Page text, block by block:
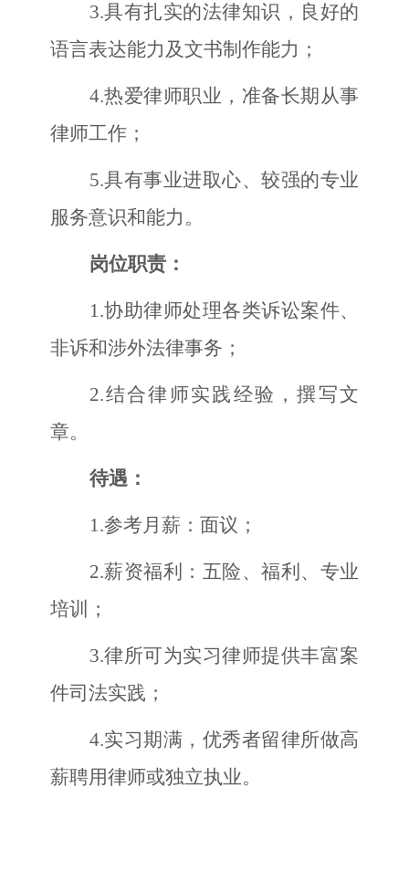
3.具有扎实的法律知识，良好的
语言表达能力及文书制作能力；
4.热爱律师职业，准备长期从事
律师工作；
5.具有事业进取心、较强的专业
服务意识和能力 。
岗位职责：
1.协助律师处理各类诉讼案件、
非诉和涉外法律事务；
2.结合律师实践经验，撰写文
章。
待遇：
1.参考月薪：面议 ；
2.薪资福利：五险、福利、专业
培训
；
3.律所可为实习律师提供丰富案
件司法实践；
4.实习期满，优秀者留律所做高
薪聘用律师或独立执业。